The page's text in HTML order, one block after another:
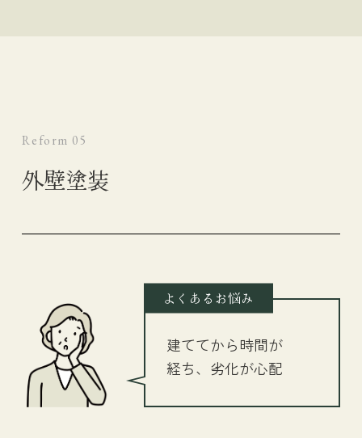
Reform 05
外壁塗装
よくあるお悩み
建ててから時間が
経ち、劣化が心配